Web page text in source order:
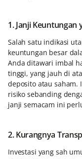
1. Janji Keuntungan
Salah satu indikasi
keuntungan besar
Anda ditawari imbal
tinggi, yang jauh di
deposito atau saham.
risiko sebanding
janji semacam ini
2. Kurangnya
Investasi yang sah